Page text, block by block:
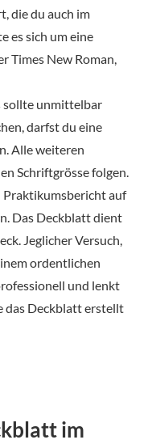
die du auch im
es sich um eine
Times New Roman,
sollte unmittelbar
darfst du eine
Alle weiteren
Schriftgrösse folgen.
auf
Das Deckblatt dient
Jeglicher Versuch,
ordentlichen
und lenkt
das Deckblatt erstellt
im